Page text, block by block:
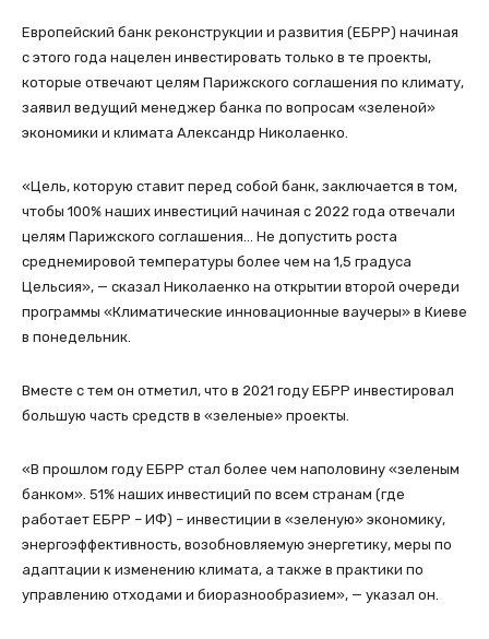
Европейский банк реконструкции и развития (ЕБРР) начиная
с этого года нацелен инвестировать только в те проекты,
которые отвечают целям Парижского соглашения по климату,
заявил ведущий менеджер банка по вопросам «зеленой»
экономики и климата Александр Николаенко.
«Цель, которую ставит перед собой банк, заключается в том,
чтобы 100% наших инвестиций начиная с 2022 года отвечали
целям Парижского соглашения… Не допустить роста
среднемировой температуры более чем на 1,5 градуса
Цельсия», — сказал Николаенко на открытии второй очереди
программы «Климатические инновационные ваучеры» в Киеве
в понедельник.
Вместе с тем он отметил, что в 2021 году ЕБРР инвестировал
большую часть средств в «зеленые» проекты.
«В прошлом году ЕБРР стал более чем наполовину «зеленым
банком». 51% наших инвестиций по всем странам (где
работает ЕБРР – ИФ) – инвестиции в «зеленую» экономику,
энергоэффективность, возобновляемую энергетику, меры по
адаптации к изменению климата, а также в практики по
управлению отходами и биоразнообразием», — указал он.